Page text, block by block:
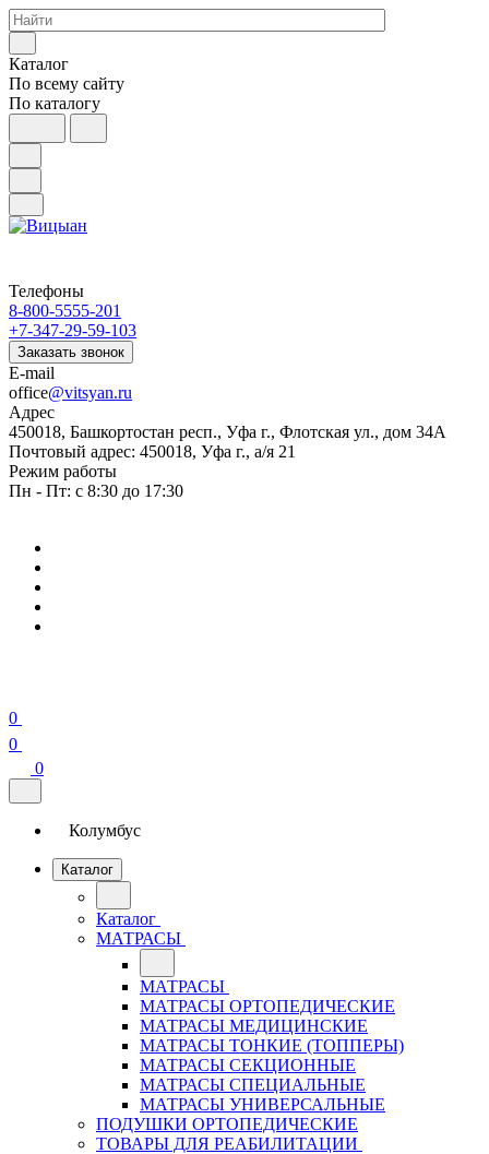
Каталог
По всему сайту
По каталогу
Телефоны
8-800-5555-201
+7-347-29-59-103
Заказать звонок
E-mail
office@vitsyan.ru
Адрес
450018, Башкортостан респ., Уфа г., Флотская ул., дом 34А
Почтовый адрес: 450018, Уфа г., а/я 21
Режим работы
Пн - Пт: с 8:30 до 17:30
0
0
0
Колумбус
Каталог
Каталог
МАТРАСЫ
МАТРАСЫ
МАТРАСЫ ОРТОПЕДИЧЕСКИЕ
МАТРАСЫ МЕДИЦИНСКИЕ
МАТРАСЫ ТОНКИЕ (ТОППЕРЫ)
МАТРАСЫ СЕКЦИОННЫЕ
МАТРАСЫ СПЕЦИАЛЬНЫЕ
МАТРАСЫ УНИВЕРСАЛЬНЫЕ
ПОДУШКИ ОРТОПЕДИЧЕСКИЕ
ТОВАРЫ ДЛЯ РЕАБИЛИТАЦИИ